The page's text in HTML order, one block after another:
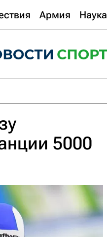
Армия Наука
5000